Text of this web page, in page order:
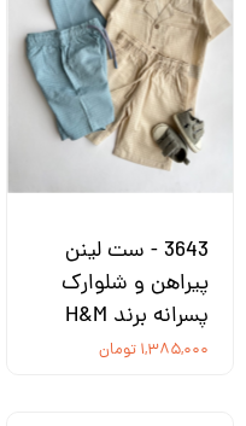
3643 - ست لینن
پیراهن و شلوارک
پسرانه برند H&M
۱,۳۸۵,۰۰۰ تومان